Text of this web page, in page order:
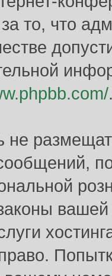
за то, что
не